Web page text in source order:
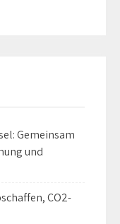
Gemeinsam
und
CO2-